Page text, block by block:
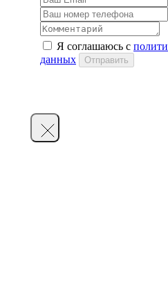
Я соглашаюсь с
данных
Отправить